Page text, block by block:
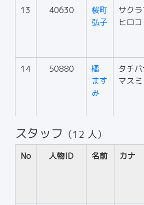
13 40630
桜町
弘子
サク
ヒロコ
14 50880
橘
ます
み
タチ
マスミ
スタッフ （12 人）
No 人物ID 名前 カナ